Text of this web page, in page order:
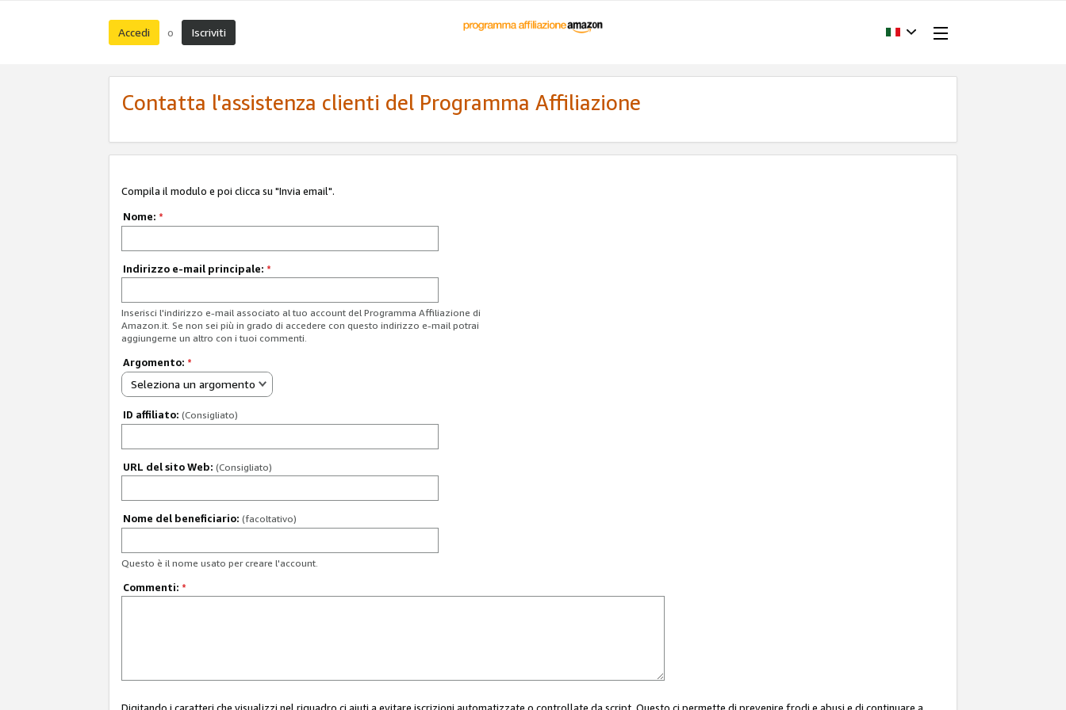
Accedi o Iscriviti
Contatta l'assistenza clienti del Programma Affiliazione
Compila il modulo e poi clicca su "Invia email".
Nome: *
Indirizzo e-mail principale: *
Inserisci l'indirizzo e-mail associato al tuo account del Programma Affiliazione di
Amazon.it. Se non sei più in grado di accedere con questo indirizzo e-mail potrai
aggiungerne un altro con i tuoi commenti.
Argomento: *
Seleziona un argomento
ID affiliato: (Consigliato)
URL del sito Web: (Consigliato)
Nome del beneficiario: (facoltativo)
Questo è il nome usato per creare l'account.
Commenti: *